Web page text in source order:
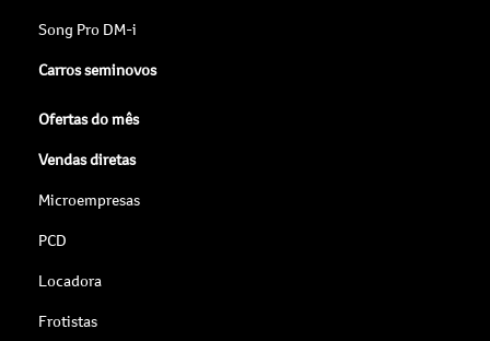
Song Pro DM-i
Carros seminovos
Ofertas do mês
Vendas diretas
Microempresas
PCD
Locadora
Frotistas